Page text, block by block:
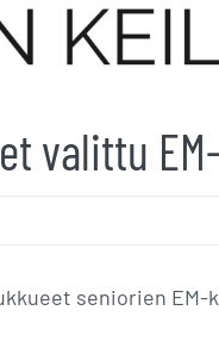
valittu
seniorien